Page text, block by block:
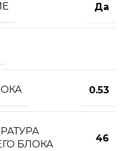
Да
0.53
БЛОКА
46